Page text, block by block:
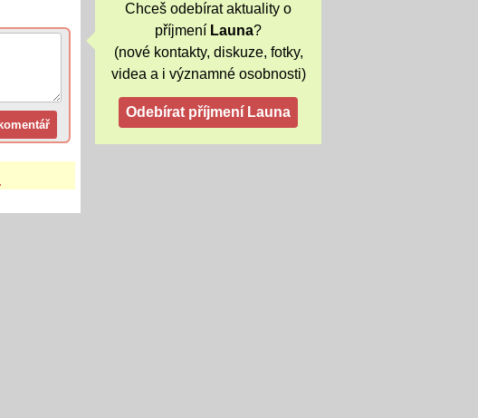
Chceš odebírat aktuality o
příjmení Launa?
(nové kontakty, diskuze, fotky,
videa a i významné osobnosti)